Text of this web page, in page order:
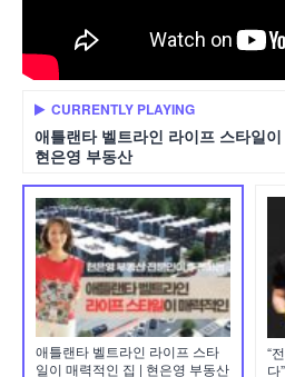
CURRENTLY PLAYING
애틀랜타 벨트라인 라이프 스타일
현은영 부동산
애틀랜타 벨트라인 라이프 스타
일이 매력적인 집 | 현은영 부동산
“
다”